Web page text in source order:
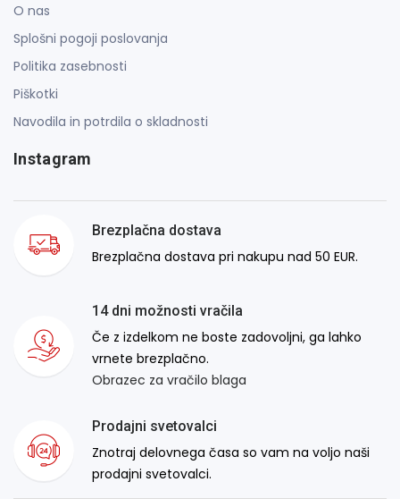
O nas
Splošni pogoji poslovanja
Politika zasebnosti
Piškotki
Navodila in potrdila o skladnosti
Instagram
Brezplačna dostava
Brezplačna dostava pri nakupu nad 50 EUR.
14 dni možnosti vračila
Če z izdelkom ne boste zadovoljni, ga lahko
vrnete brezplačno.
Obrazec za vračilo blaga
Prodajni svetovalci
Znotraj delovnega časa so vam na voljo naši
prodajni svetovalci.